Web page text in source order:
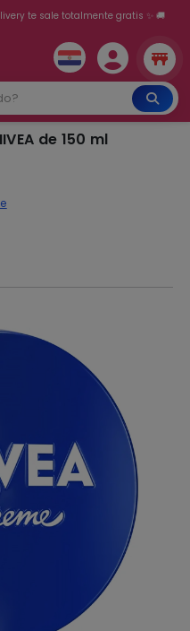
con tarjetas adheridas!
de 150 ml